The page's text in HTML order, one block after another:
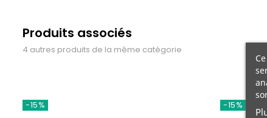
Produits associés
4 autres produits de la même catégorie
-15% -15%